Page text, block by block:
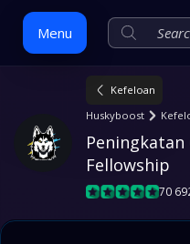
Menu
content
Kefeloan
Huskyboost
Peningkatan
Fellowship
70